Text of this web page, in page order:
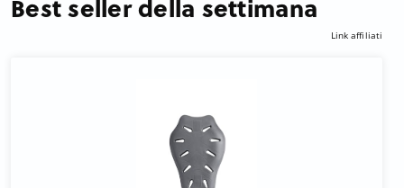
Best seller della settimana
Link affiliati